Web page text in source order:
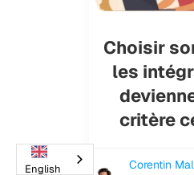
Choisir
les
critère
Corentin
English